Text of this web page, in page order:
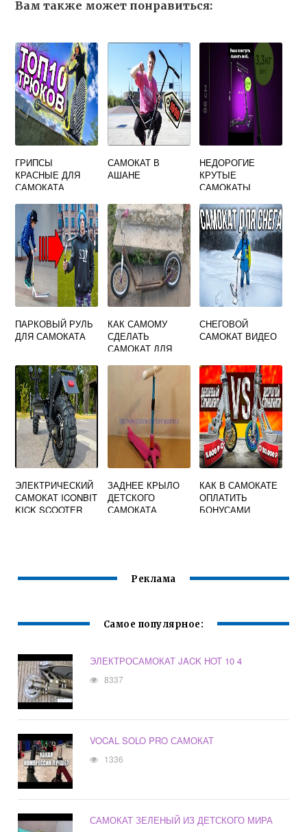
Вам также может понравиться:
ГРИПСЫ
КРАСНЫЕ ДЛЯ
САМОКАТА
САМОКАТ В
АШАНЕ
НЕДОРОГИЕ
КРУТЫЕ
САМОКАТЫ
ПАРКОВЫЙ РУЛЬ
ДЛЯ САМОКАТА
КАК САМОМУ
СДЕЛАТЬ
САМОКАТ ДЛЯ
СНЕГОВОЙ
САМОКАТ ВИДЕО
ЭЛЕКТРИЧЕСКИЙ
САМОКАТ ICONBIT
KICK SCOOTER
ЗАДНЕЕ КРЫЛО
ДЕТСКОГО
САМОКАТА
КАК В САМОКАТЕ
ОПЛАТИТЬ
БОНУСАМИ
Реклама
Самое популярное:
ЭЛЕКТРОСАМОКАТ JACK HOT 10 4
8337
VOCAL SOLO PRO САМОКАТ
1336
САМОКАТ ЗЕЛЕНЫЙ ИЗ ДЕТСКОГО МИРА